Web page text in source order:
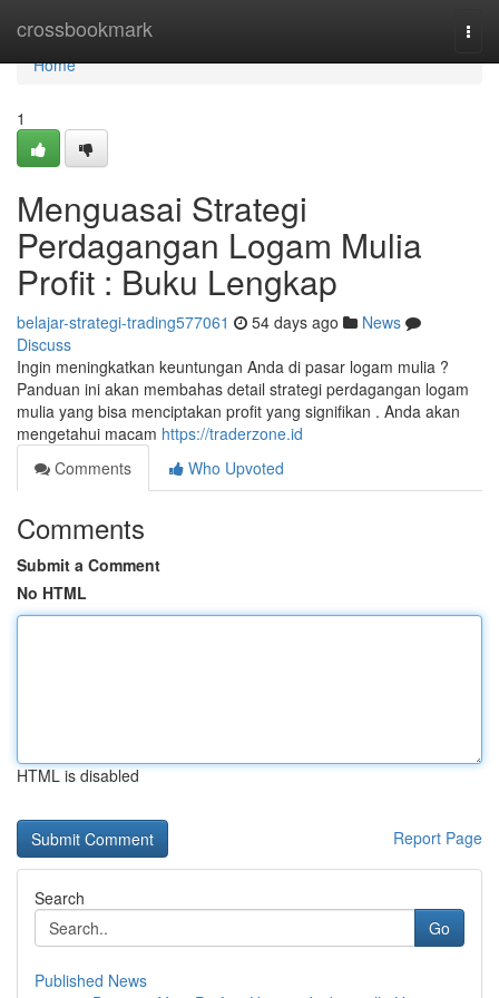
crossbookmark
Home
Home
1
Menguasai Strategi
Perdagangan Logam Mulia
Profit : Buku Lengkap
belajar-strategi-trading577061 54 days ago
News
Discuss
Ingin meningkatkan keuntungan Anda di pasar logam mulia ?
Panduan ini akan membahas detail strategi perdagangan logam
mulia yang bisa menciptakan profit yang signifikan . Anda akan
mengetahui macam https://traderzone.id
Comments
Who Upvoted
Comments
Submit a Comment
No HTML
HTML is disabled
Report Page
Search
Go
Published News